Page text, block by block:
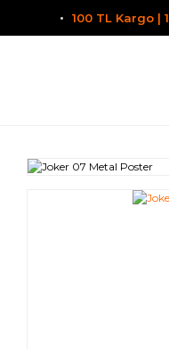
100 TL Kargo |